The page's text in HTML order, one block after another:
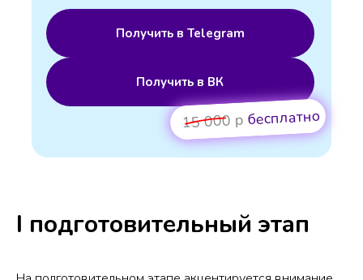
Получить в Telegram
Получить в ВК
15 000 р бесплатно
I подготовительный этап